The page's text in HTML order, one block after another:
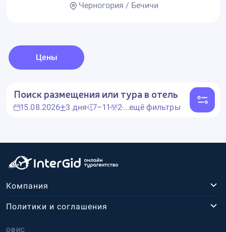
Черногория / Бечичи
Цены
Поиск размещения или тура в отель
15.08.2026 3 дня 7–11 2...ещё фильтры
Компания
ОФИС
Политики и соглашения